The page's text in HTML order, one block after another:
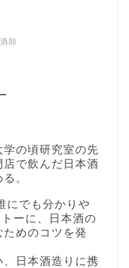
師
学の頃研究室の先
で飲んだ日本酒
。
にでも分かりや
ーに、日本酒の
めのコツを発
、日本酒造りに携